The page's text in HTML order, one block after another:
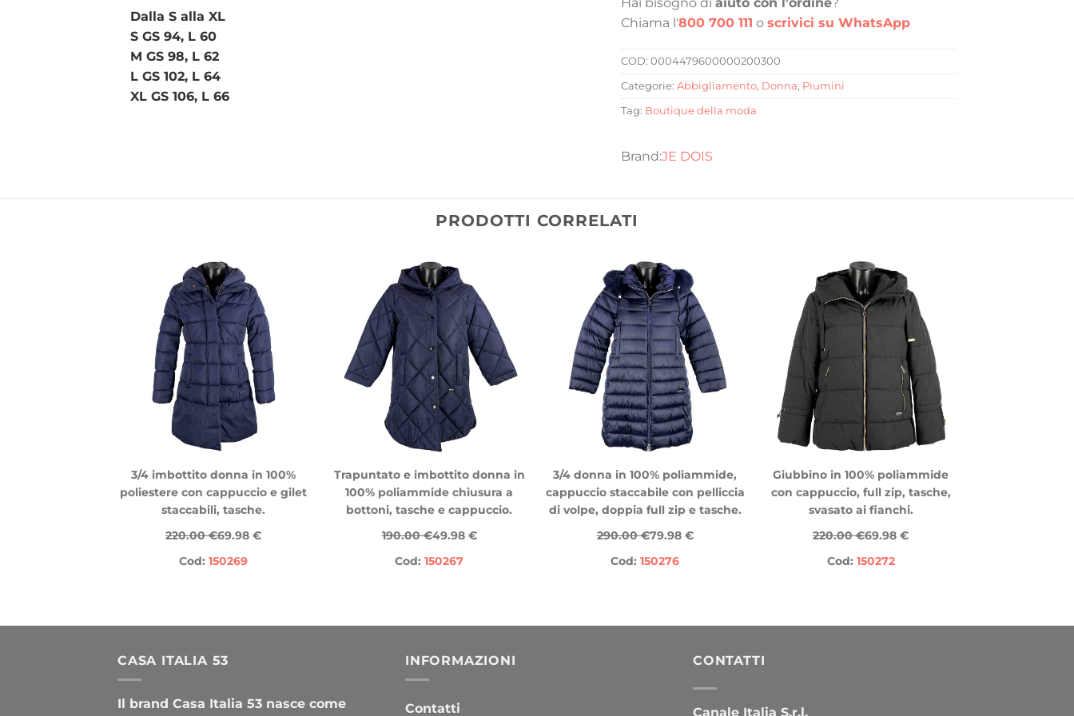
Dalla S alla XL
S GS 94, L 60
M GS 98, L 62
L GS 102, L 64
XL GS 106, L 66
Chiama l'800 700 111 o scrivici su WhatsApp
COD: 0004479600000200300
Categorie: Abbigliamento, Donna, Piumini
Tag: Boutique della moda
JE DOIS
PRODOTTI CORRELATI
3/4 imbottito donna in 100%
poliestere con cappuccio e gilet
staccabili, tasche.
220.00 €69.98 €
Cod: 150269
Trapuntato e imbottito donna in
100% poliammide chiusura a
bottoni, tasche e cappuccio.
190.00 €49.98 €
Cod: 150267
3/4 donna in 100% poliammide,
cappuccio staccabile con pelliccia
di volpe, doppia full zip e tasche.
290.00 €79.98 €
Cod: 150276
Giubbino in 100% poliammide
con cappuccio, full zip, tasche,
svasato ai fianchi.
220.00 €69.98 €
Cod: 150272
CASA ITALIA 53
Il brand Casa Italia 53 nasce come
INFORMAZIONI
Contatti
CONTATTI
Canale Italia S.r.l.